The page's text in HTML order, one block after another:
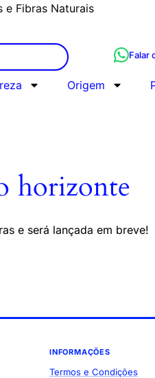
e Fibras Naturais
Falar
Origem
horizonte
e será lançada em breve!
INFORMAÇÕES
Termos e Condições